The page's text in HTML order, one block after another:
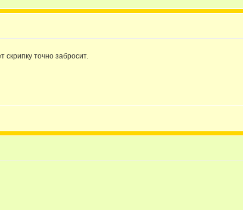
точно забросит.